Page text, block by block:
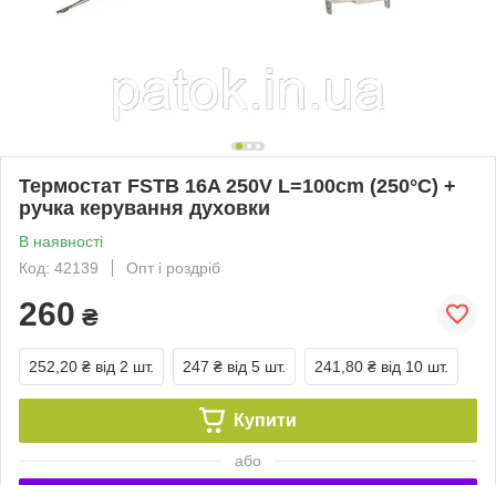
Термостат FSTB 16A 250V L=100cm (250°C) +
ручка керування духовки
В наявності
Код: 42139
Опт і роздріб
260 ₴
252,20 ₴ від 2 шт. 247 ₴ від 5 шт. 241,80 ₴ від 10 шт.
Купити
або